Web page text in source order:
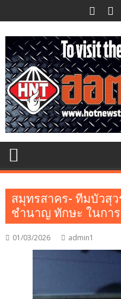
to
content
สมุทรสาคร- ทีมบัวสุว
ชำนาญ ทักษะ ในกา
01/03/2026 admin1